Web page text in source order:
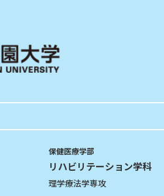
保健医療学部
リハビリテーション学科
理学療法学専攻